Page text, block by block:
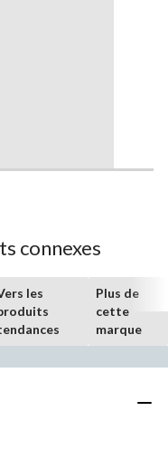
connexes
les
Plus de
cette
marque